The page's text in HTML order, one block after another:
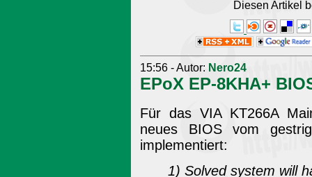
Diesen Artikel
15:56 - Autor: Nero24
EPoX EP-8KHA+
Für das VIA KT266A
neues BIOS vom
implementiert:
1) Solved system will